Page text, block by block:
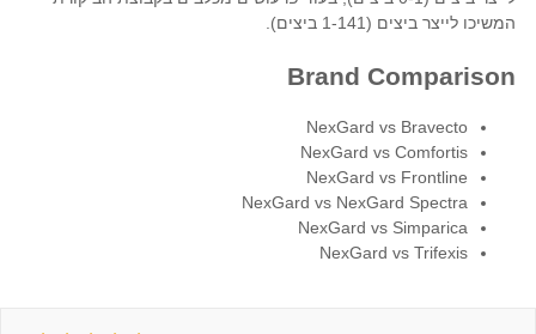
המשיכו לייצר ביצים (1-141 ביצים).
Brand Comparison
NexGard vs Bravecto
NexGard vs Comfortis
NexGard vs Frontline
NexGard vs NexGard Spectra
NexGard vs Simparica
NexGard vs Trifexis